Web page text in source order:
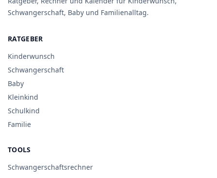
Schwangerschaft, Baby und Familienalltag.
RATGEBER
Kinderwunsch
Schwangerschaft
Baby
Kleinkind
Schulkind
Familie
TOOLS
Schwangerschaftsrechner